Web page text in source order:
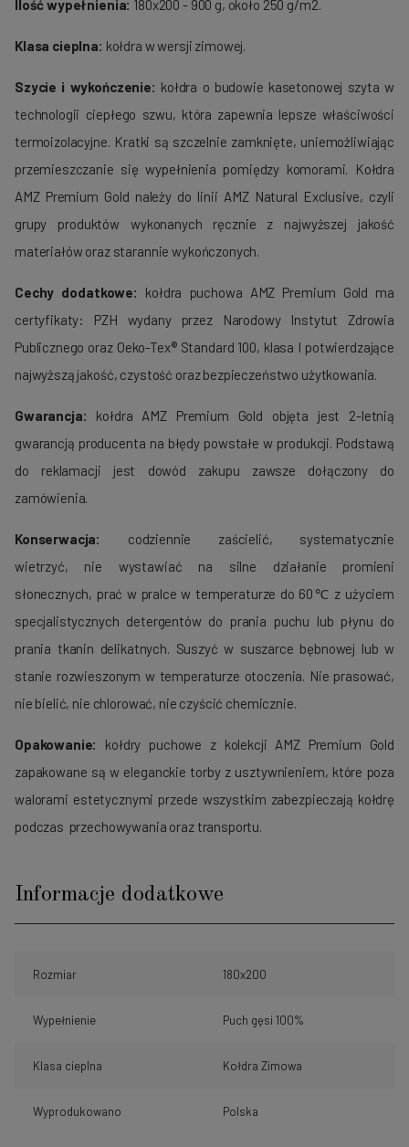
Ilość wypełnienia: 180x200 - 900 g, około 250 g/m2.
Klasa cieplna: kołdra w wersji zimowej.
Szycie i wykończenie: kołdra o budowie kasetonowej szyta w
technologii ciepłego szwu, która zapewnia lepsze właściwości
termoizolacyjne. Kratki są szczelnie zamknięte, uniemożliwiając
przemieszczanie się wypełnienia pomiędzy komorami. Kołdra
AMZ Premium Gold należy do linii AMZ Natural Exclusive, czyli
grupy produktów wykonanych ręcznie z najwyższej jakość
materiałów oraz starannie wykończonych.
Cechy dodatkowe:
kołdra puchowa AMZ Premium Gold ma
certyfikaty: PZH wydany przez Narodowy Instytut Zdrowia
Publicznego oraz Oeko-Tex® Standard 100, klasa I potwierdzające
najwyższą jakość, czystość oraz bezpieczeństwo użytkowania.
Gwarancja: kołdra AMZ Premium Gold objęta jest 2-letnią
gwarancją producenta na błędy powstałe w produkcji. Podstawą
do reklamacji jest dowód zakupu zawsze dołączony do
zamówienia.
Konserwacja:
codziennie zaścielić, systematycznie
wietrzyć, nie wystawiać na silne działanie promieni
słonecznych, prać w pralce w temperaturze do 60℃ z użyciem
specjalistycznych detergentów do prania puchu lub płynu do
prania tkanin delikatnych. Suszyć w suszarce bębnowej lub w
stanie rozwieszonym w temperaturze otoczenia. Nie prasować,
nie bielić, nie chlorować, nie czyścić chemicznie.
Opakowanie:
kołdry puchowe z kolekcji AMZ Premium Gold
zapakowane są w eleganckie torby z usztywnieniem, które poza
walorami estetycznymi przede wszystkim zabezpieczają kołdrę
podczas przechowywania oraz transportu.
Informacje dodatkowe
Rozmiar 180x200
Wypełnienie Puch gęsi 100%
Klasa cieplna Kołdra Zimowa
Wyprodukowano Polska